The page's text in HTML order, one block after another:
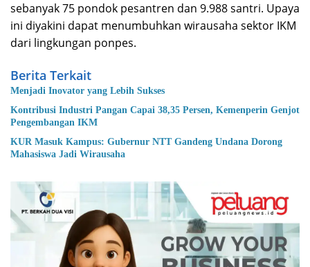
sebanyak 75 pondok pesantren dan 9.988 santri. Upaya
ini diyakini dapat menumbuhkan wirausaha sektor IKM
dari lingkungan ponpes.
Berita Terkait
Menjadi Inovator yang Lebih Sukses
Kontribusi Industri Pangan Capai 38,35 Persen, Kemenperin Genjot
Pengembangan IKM
KUR Masuk Kampus: Gubernur NTT Gandeng Undana Dorong
Mahasiswa Jadi Wirausaha